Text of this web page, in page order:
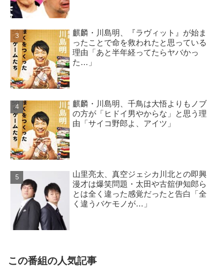
麒麟・川島明、『ラヴィット』が始ま
ったことで命を救われたと思っている
理由「あと半年経ってたらヤバかっ
た…」
麒麟・川島明、千鳥は大悟よりもノブ
の方が「ヒドイ男やからな」と思う理
由「サイコ野郎よ、アイツ」
山里亮太、真空ジェシカ川北との即興
漫才は爆笑問題・太田や古舘伊知郎ら
とは全く違った感覚だったと告白「全
く違うバケモノが…」
この番組の人気記事